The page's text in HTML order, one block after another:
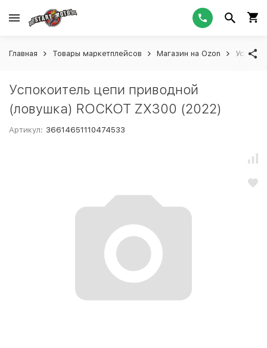
Главная Товары маркетплейсов Магазин на Ozon
Успокоитель цепи приводной
(ловушка) ROCKOT ZX300 (2022)
Артикул: 36614651110474533